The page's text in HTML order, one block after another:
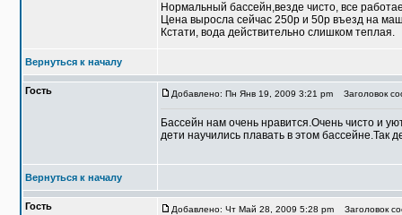
Нормальный бассейн,везде чисто, все
Цена выросла сейчас 250р и 50р въезд на
Кстати, вода действительно слишком теплая.
Вернуться к началу
Гость Добавлено: Пн Янв 19, 2009 3:21 pm Заголовок
Бассейн нам очень нравится.Очень чисто и
дети научились плавать в этом бассейне.Так
Вернуться к началу
Гость Добавлено: Чт Май 28, 2009 5:28 pm Заголовок